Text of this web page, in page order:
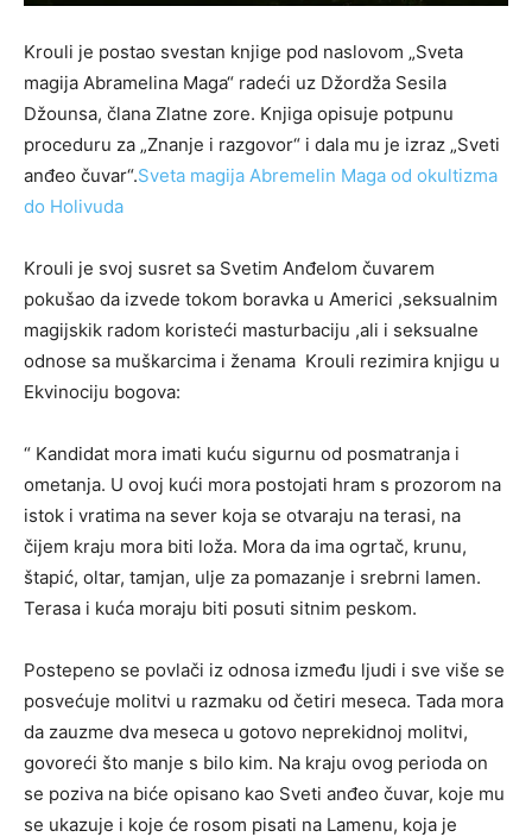
Krouli je postao svestan knjige pod naslovom „Sveta
magija Abramelina Maga“ radeći uz Džordža Sesila
Džounsa, člana Zlatne zore. Knjiga opisuje potpunu
proceduru za „Znanje i razgovor“ i dala mu je izraz „Sveti
anđeo čuvar“.Sveta magija Abremelin Maga od okultizma
do Holivuda
Krouli je svoj susret sa Svetim Anđelom čuvarem
pokušao da izvede tokom boravka u Americi ,seksualnim
magijskik radom koristeći masturbaciju ,ali i seksualne
odnose sa muškarcima i ženama Krouli rezimira knjigu u
Ekvinociju bogova:
“ Kandidat mora imati kuću sigurnu od posmatranja i
ometanja. U ovoj kući mora postojati hram s prozorom na
istok i vratima na sever koja se otvaraju na terasi, na
čijem kraju mora biti loža. Mora da ima ogrtač, krunu,
štapić, oltar, tamjan, ulje za pomazanje i srebrni lamen.
Terasa i kuća moraju biti posuti sitnim peskom.
Postepeno se povlači iz odnosa između ljudi i sve više se
posvećuje molitvi u razmaku od četiri meseca. Tada mora
da zauzme dva meseca u gotovo neprekidnoj molitvi,
govoreći što manje s bilo kim. Na kraju ovog perioda on
se poziva na biće opisano kao Sveti anđeo čuvar, koje mu
se ukazuje i koje će rosom pisati na Lamenu, koja je